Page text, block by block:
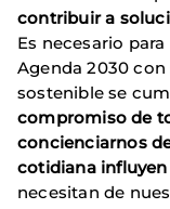
contribuir a
Es necesario
Agenda 2030 con
sostenible se
compromiso de
concienciarnos
cotidiana influyen
necesitan de